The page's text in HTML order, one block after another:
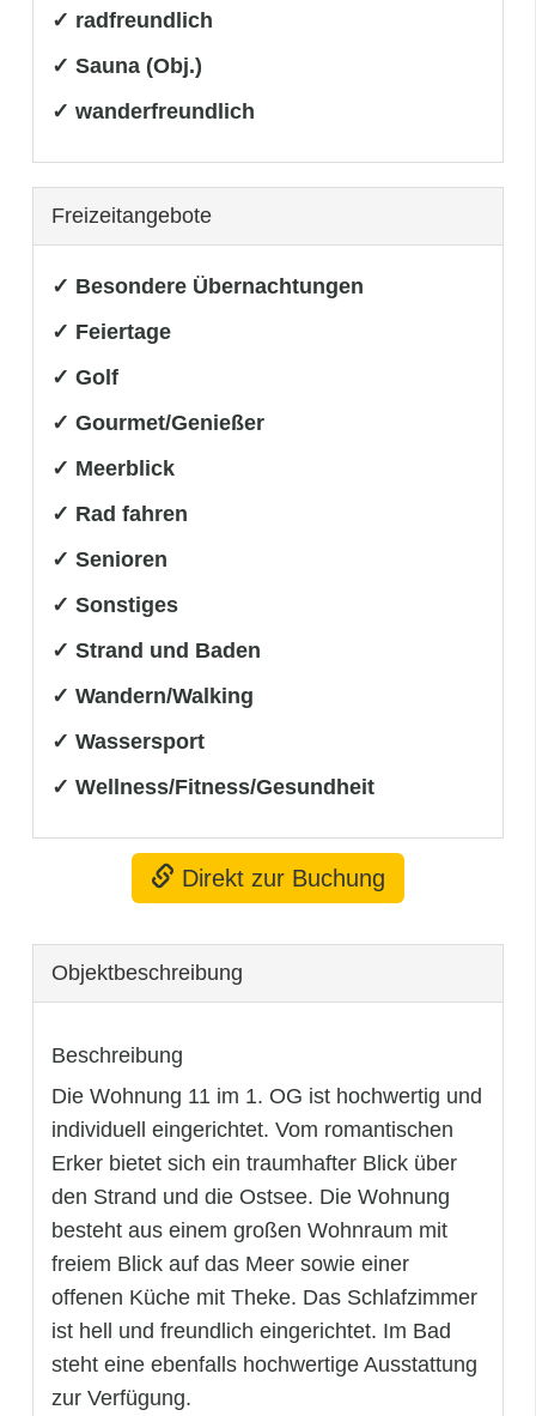
✓ radfreundlich
✓ Sauna (Obj.)
✓ wanderfreundlich
Freizeitangebote
✓ Besondere Übernachtungen
✓ Feiertage
✓ Golf
✓ Gourmet/Genießer
✓ Meerblick
✓ Rad fahren
✓ Senioren
✓ Sonstiges
✓ Strand und Baden
✓ Wandern/Walking
✓ Wassersport
✓ Wellness/Fitness/Gesundheit
Direkt zur Buchung
Objekt­beschreibung
Beschreibung
Die Wohnung 11 im 1. OG ist hochwertig und
individuell eingerichtet. Vom romantischen
Erker bietet sich ein traumhafter Blick über
den Strand und die Ostsee. Die Wohnung
besteht aus einem großen Wohnraum mit
freiem Blick auf das Meer sowie einer
offenen Küche mit Theke. Das Schlafzimmer
ist hell und freundlich eingerichtet. Im Bad
steht eine ebenfalls hochwertige Ausstattung
zur Verfügung.